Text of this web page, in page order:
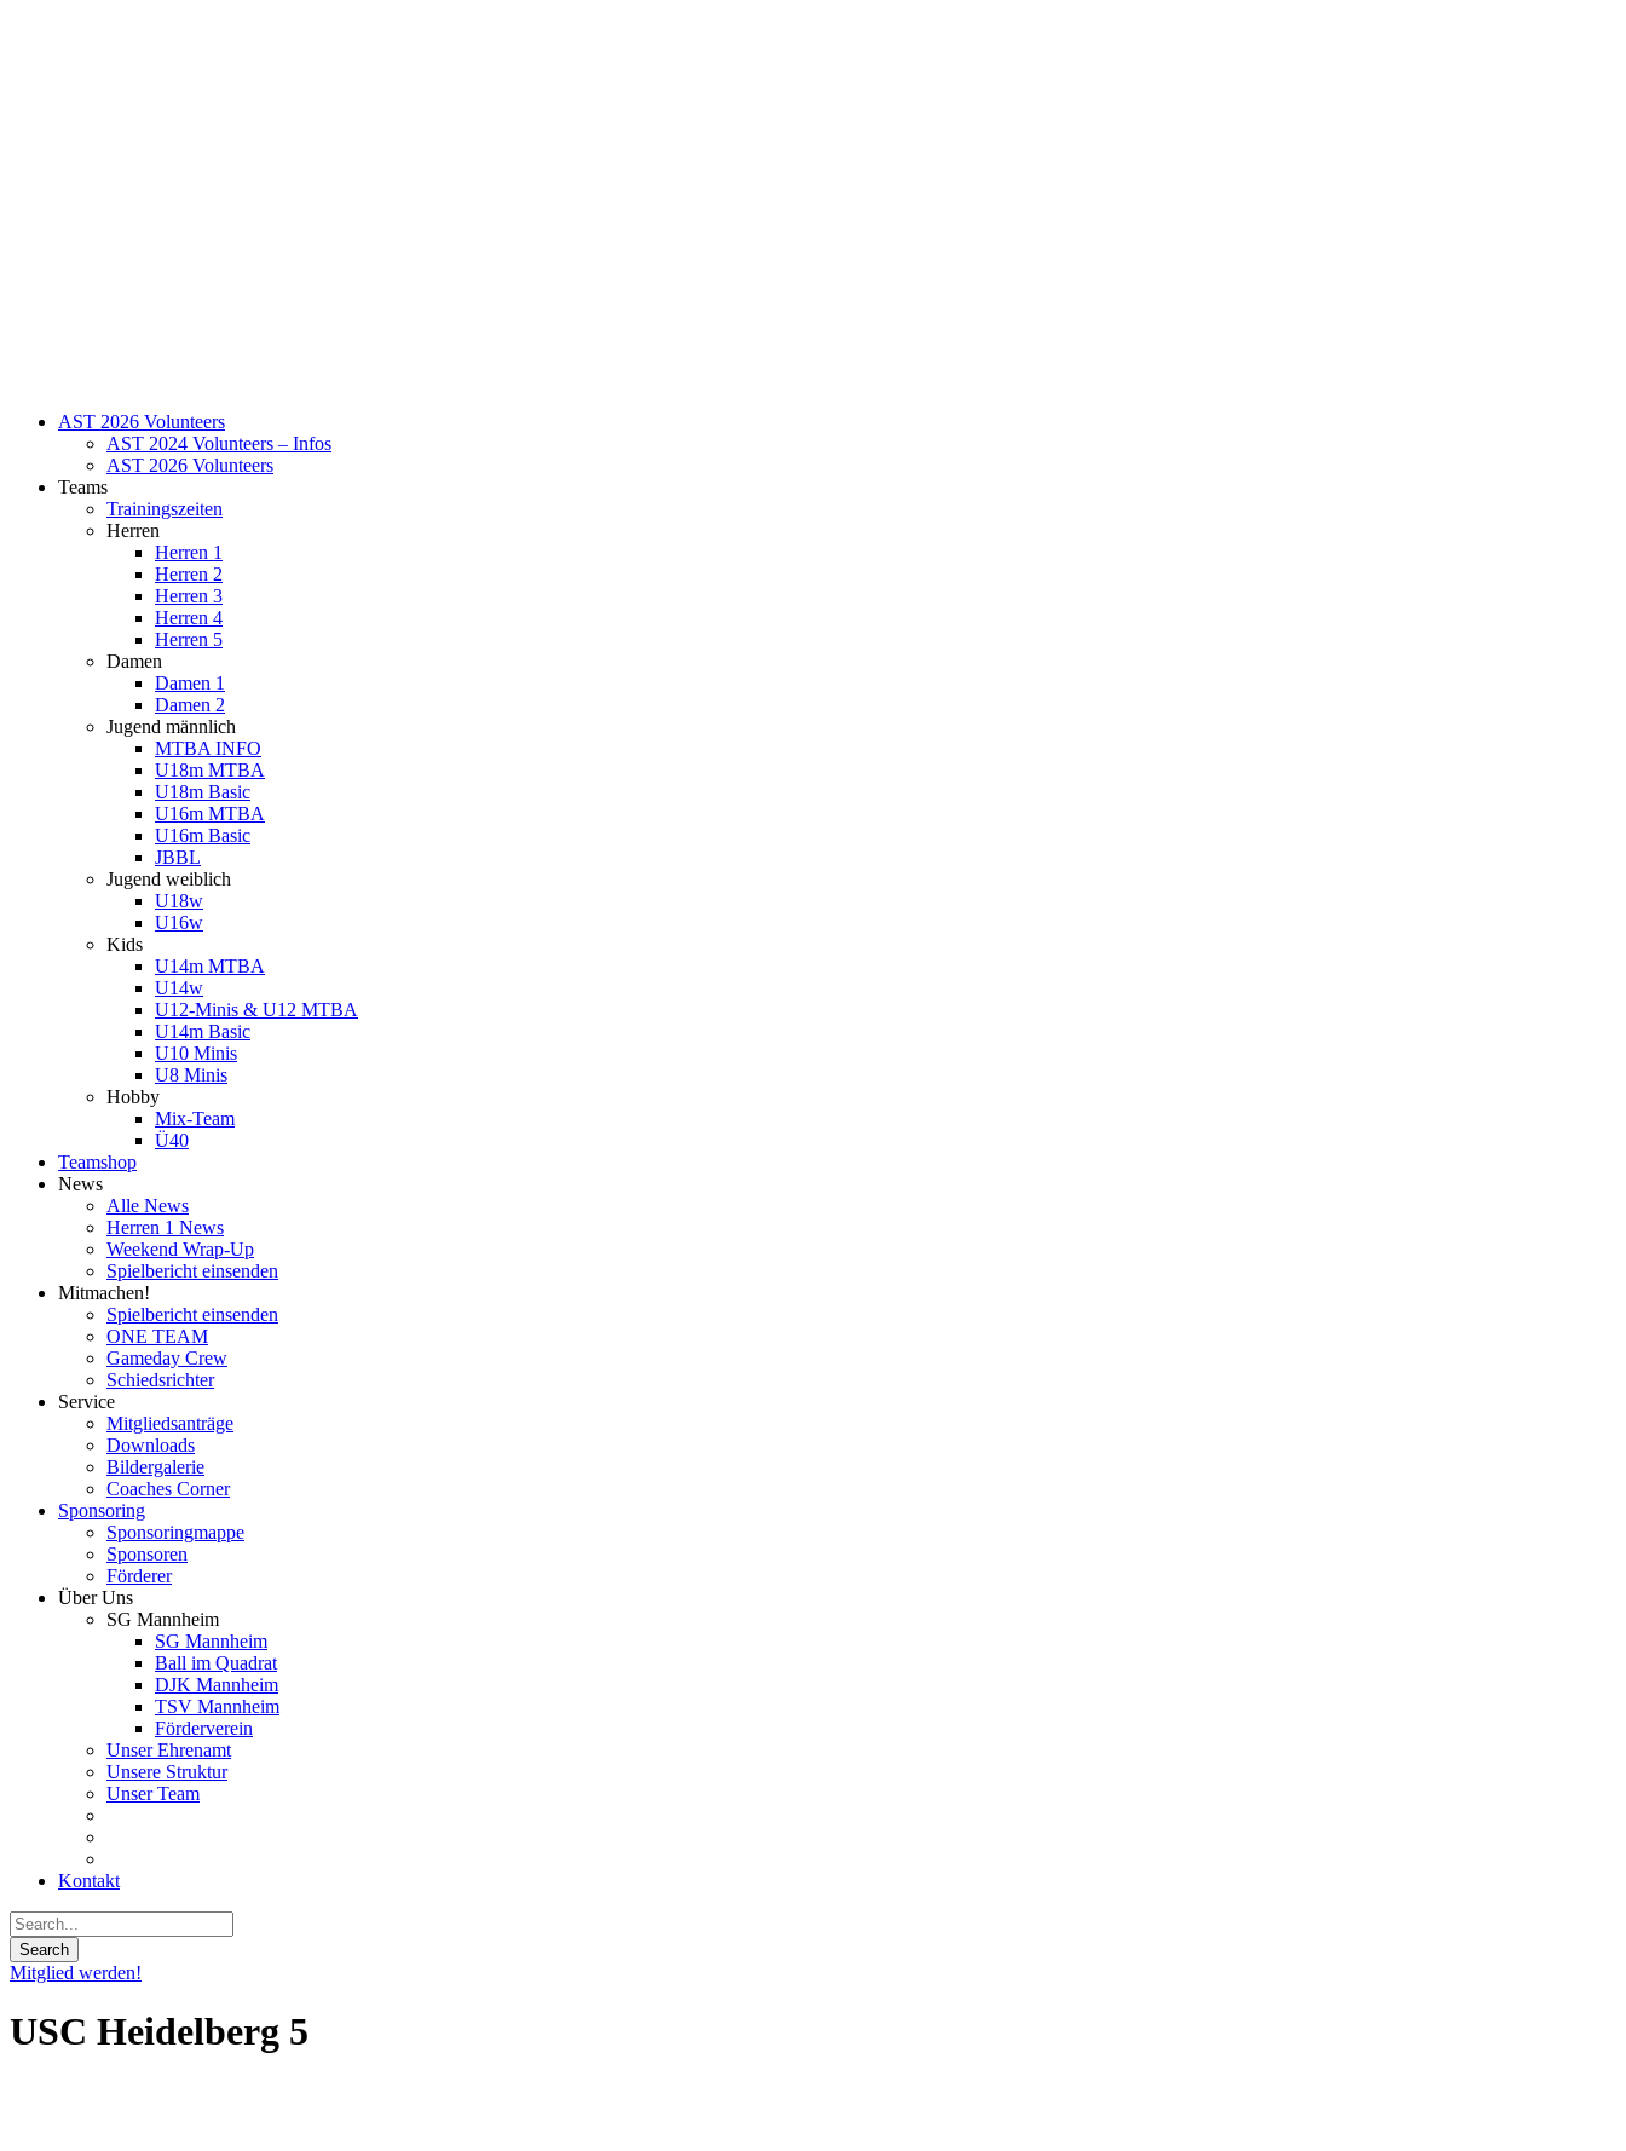
AST 2026 Volunteers
AST 2024 Volunteers – Infos
AST 2026 Volunteers
Teams
Trainingszeiten
Herren
Herren 1
Herren 2
Herren 3
Herren 4
Herren 5
Damen
Damen 1
Damen 2
Jugend männlich
MTBA INFO
U18m MTBA
U18m Basic
U16m MTBA
U16m Basic
JBBL
Jugend weiblich
U18w
U16w
Kids
U14m MTBA
U14w
U12-Minis & U12 MTBA
U14m Basic
U10 Minis
U8 Minis
Hobby
Mix-Team
Ü40
Teamshop
News
Alle News
Herren 1 News
Weekend Wrap-Up
Spielbericht einsenden
Mitmachen!
Spielbericht einsenden
ONE TEAM
Gameday Crew
Schiedsrichter
Service
Mitgliedsanträge
Downloads
Bildergalerie
Coaches Corner
Sponsoring
Sponsoringmappe
Sponsoren
Förderer
Über Uns
SG Mannheim
SG Mannheim
Ball im Quadrat
DJK Mannheim
TSV Mannheim
Förderverein
Unser Ehrenamt
Unsere Struktur
Unser Team
Kontakt
Mitglied werden!
USC Heidelberg 5